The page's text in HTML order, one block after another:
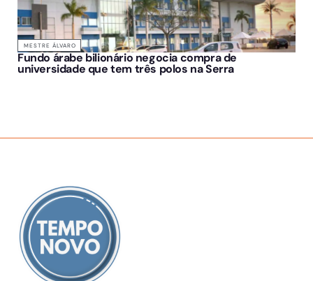
MESTRE ÁLVARO
Fundo árabe bilionário negocia compra de
universidade que tem três polos na Serra